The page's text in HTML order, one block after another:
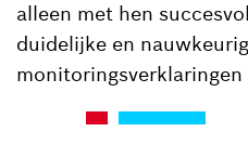
alleen met hen
duidelijke en
monitoringsverklaringen